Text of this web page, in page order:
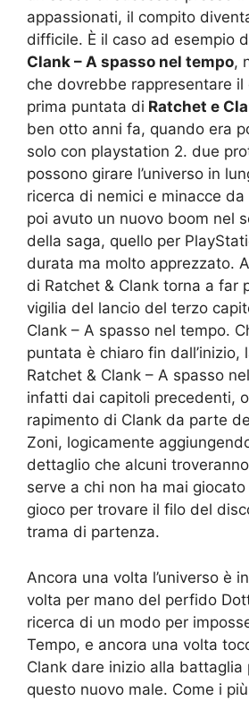
appassionati, il compito
difficile. È il caso ad esempio
Clank – A spasso nel tempo,
che dovrebbe rappresentare il
prima puntata di Ratchet e
ben otto anni fa, quando era
solo con playstation 2. due
possono girare l’universo in
ricerca di nemici e minacce
poi avuto un nuovo boom nel
della saga, quello per
durata ma molto apprezzato.
di Ratchet & Clank torna a far
vigilia del lancio del terzo
Clank – A spasso nel tempo.
puntata è chiaro fin dall’inizio,
Ratchet & Clank – A spasso
infatti dai capitoli precedenti,
rapimento di Clank da parte
Zoni, logicamente
dettaglio che alcuni
serve a chi non ha mai
gioco per trovare il filo del
trama di partenza.
Ancora una volta l’universo è
volta per mano del perfido
ricerca di un modo per
Tempo, e ancora una volta
Clank dare inizio alla battaglia
questo nuovo male. Come i